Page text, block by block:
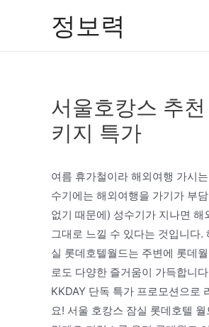
정보력
서울호캉스 추
키지 특가
여름 휴가철이라 해외여행 가시
수기에는 해외여행을 가기가 부
없기 때문에) 성수기가 지나면
그대로 느낄 수 있다는 것입니다
실 롯데호텔월드는 주변에 롯데
로도 다양한 즐거움이 가득합니
KKDAY 단독 특가 프로모션으로
요! 서울 호캉스 잠실 롯데호텔